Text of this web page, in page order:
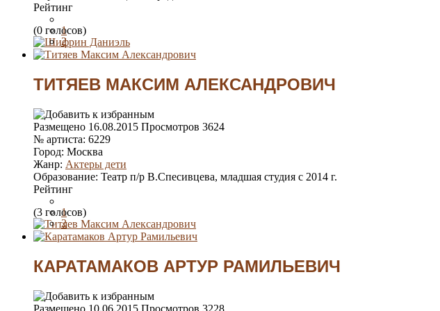
Рейтинг
1
2
3
4
(0 голосов)
ТИТЯЕВ МАКСИМ АЛЕКСАНДРОВИЧ
Размещено 16.08.2015 Просмотров 3624
№ артиста: 6229
Город: Москва
Жанр: Актеры дети
Образование: Театр п/р В.Спесивцева, младшая студия с 2014 г.
Рейтинг
1
2
3
4
(3 голосов)
КАРАТАМАКОВ АРТУР РАМИЛЬЕВИЧ
Размещено 10.06.2015 Просмотров 3228